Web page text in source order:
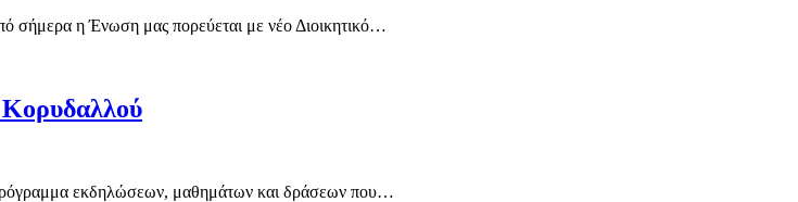
σήμερα η Ένωση μας πορεύεται με νέο Διοικητικό…
εκδηλώσεων, μαθημάτων και δράσεων που…